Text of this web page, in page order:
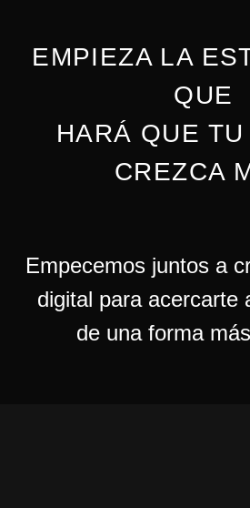
EMPIEZA LA
QUE
HARÁ QUE
CREZCA
Empecemos juntos a
digital para acercarte
de una forma